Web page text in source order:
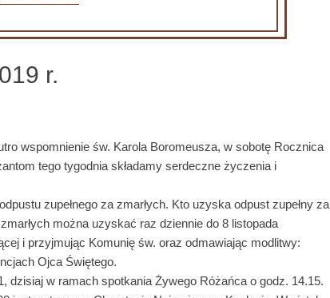
r.
wspomnienie św. Karola Boromeusza, w sobotę Rocznica
tego tygodnia składamy serdeczne życzenia i
zupełnego za zmarłych. Kto uzyska odpust zupełny za
można uzyskać raz dziennie do 8 listopada
i przyjmując Komunię św. oraz odmawiając modlitwy:
Ojca Świętego.
dzisiaj w ramach spotkania Żywego Różańca o godz. 14.15.